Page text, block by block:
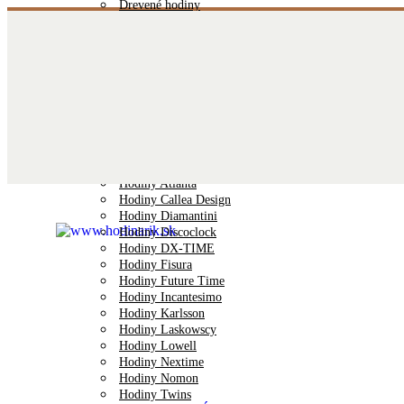
Drevené hodiny
Hodiny Atlanta
Hodiny Callea Design
Hodiny Diamantini
Hodiny Discoclock
Hodiny DX-TIME
Hodiny Fisura
Hodiny Future Time
Hodiny Incantesimo
Hodiny Karlsson
Hodiny Laskowscy
Hodiny Lowell
Hodiny Nextime
Hodiny Nomon
Hodiny Twins